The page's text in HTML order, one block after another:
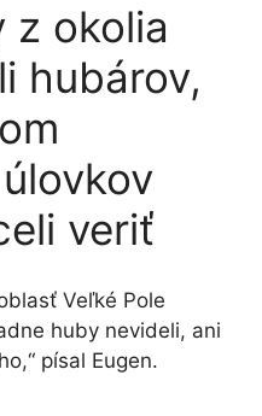
z okolia
hubárov,
veriť
Veľké Pole
huby nevideli, ani
písal Eugen.